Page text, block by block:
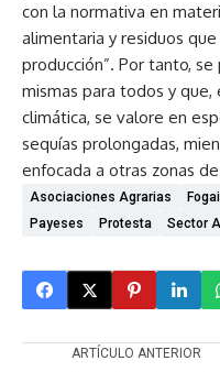
con la normativa en
alimentaria y residuos
producción”. Por tanto,
mismas para todos y
climática, se valore en
sequías prolongadas,
enfocada a otras zonas de
Asociaciones Agrarias
Payeses
Protesta Sector
ARTÍCULO ANTERIOR